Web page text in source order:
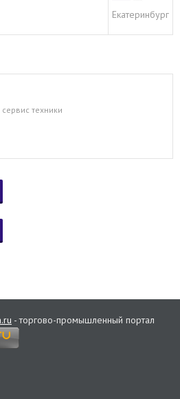
Екатеринбург
техники
- торгово-промышленный портал